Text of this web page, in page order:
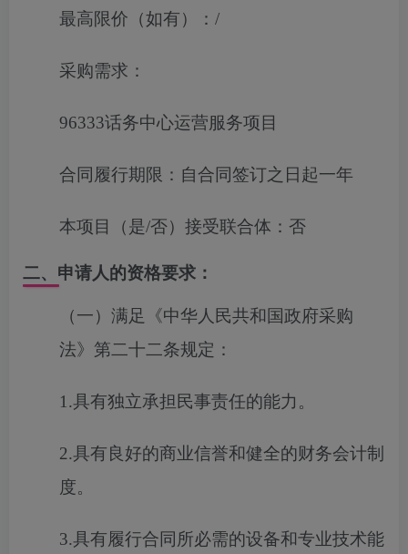
最高限价（如有）： /
采购需求：
96333话务中心运营服务项目
合同履行期限： 自合同签订之日起一年
本项目（是/否）接受联合体： 否
二、申请人的资格要求：
（一）满足《中华人民共和国政府采购
法》第二十二条规定：
1.具有独立承担民事责任的能力。
2.具有良好的商业信誉和健全的财务会计制
度。
3.具有履行合同所必需的设备和专业技术能